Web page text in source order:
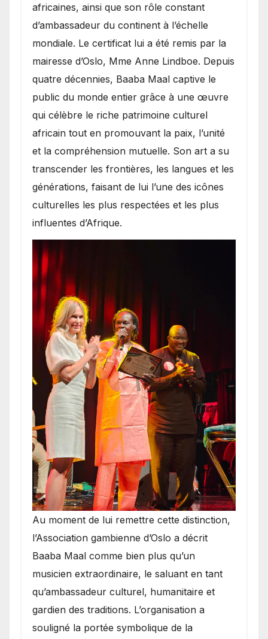
africaines, ainsi que son rôle constant
d’ambassadeur du continent à l’échelle
mondiale. Le certificat lui a été remis par la
mairesse d’Oslo, Mme Anne Lindboe. Depuis
quatre décennies, Baaba Maal captive le
public du monde entier grâce à une œuvre
qui célèbre le riche patrimoine culturel
africain tout en promouvant la paix, l’unité
et la compréhension mutuelle. Son art a su
transcender les frontières, les langues et les
générations, faisant de lui l’une des icônes
culturelles les plus respectées et les plus
influentes d’Afrique.
​Au moment de lui remettre cette distinction,
l’Association gambienne d’Oslo a décrit
Baaba Maal comme bien plus qu’un
musicien extraordinaire, le saluant en tant
qu’ambassadeur culturel, humanitaire et
gardien des traditions. L’organisation a
souligné la portée symbolique de la